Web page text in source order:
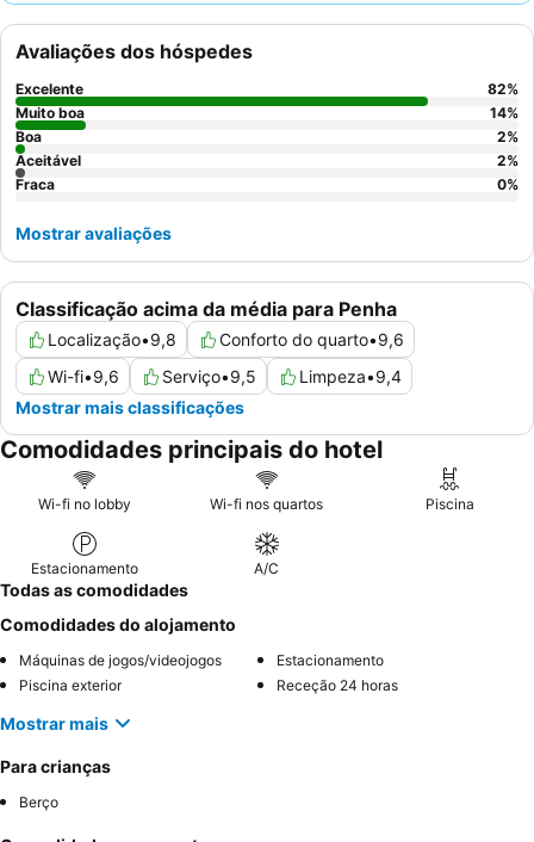
uma preocupação, uma vez que não há elevador.
Classificação acima da média para Penha
Localização•9,8 Conforto do quarto•9,6
Wi-fi•9,6 Serviço•9,5 Limpeza•9,4
Mostrar mais classificações
Avaliações dos hóspedes
Excelente 82%
Muito boa
14%
Boa
2%
Aceitável
2%
Fraca
0%
Mostrar avaliações
Comodidades principais do hotel
Wi-fi no lobby Wi-fi nos quartos Piscina
Estacionamento A/C
Todas as comodidades
Comodidades do alojamento
Máquinas de jogos/videojogos
Estacionamento
Piscina exterior
Receção 24 horas
Mostrar mais
Para crianças
Berço